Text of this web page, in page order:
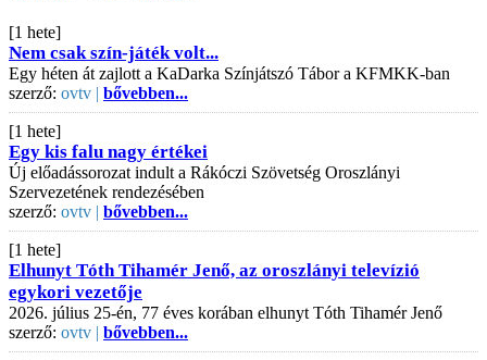
[1 hete]
Nem csak szín-játék volt...
Egy héten át zajlott a KaDarka Színjátszó Tábor a KFMKK-ban
szerző: ovtv | bővebben...
[1 hete]
Egy kis falu nagy értékei
Új előadássorozat indult a Rákóczi Szövetség Oroszlányi
Szervezetének rendezésében
szerző: ovtv | bővebben...
[1 hete]
Elhunyt Tóth Tihamér Jenő, az oroszlányi televízió
egykori vezetője
2026. július 25-én, 77 éves korában elhunyt Tóth Tihamér Jenő
szerző: ovtv | bővebben...